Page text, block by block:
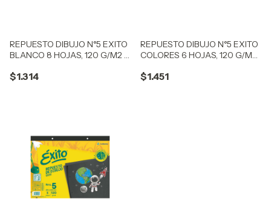
REPUESTO DIBUJO N°5 EXITO
BLANCO 8 HOJAS, 120 G/M2 -
$1.314
REPUESTO DIBUJO N°5 EXITO
COLORES 6 HOJAS, 120 G/M2
$1.451